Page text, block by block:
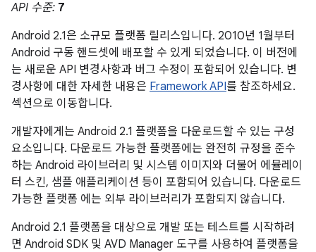
API 수준: 7
Android 2.1은 소규모 플랫폼 릴리스입니다. 2010년 1월부터
Android 구동 핸드셋에 배포할 수 있게 되었습니다. 이 버전에
는 새로운 API 변경사항과 버그 수정이 포함되어 있습니다. 변
경사항에 대한 자세한 내용은 Framework API를 참조하세요.
섹션으로 이동합니다.
개발자에게는 Android 2.1 플랫폼을 다운로드할 수 있는 구성
요소입니다. 다운로드 가능한 플랫폼에는 완전히 규정을 준수
하는 Android 라이브러리 및 시스템 이미지와 더불어 에뮬레이
터 스킨, 샘플 애플리케이션 등이 포함되어 있습니다. 다운로드
가능한 플랫폼 에는 외부 라이브러리가 포함되지 않습니다.
Android 2.1 플랫폼을 대상으로 개발 또는 테스트를 시작하려
면 Android SDK 및 AVD Manager 도구를 사용하여 플랫폼을